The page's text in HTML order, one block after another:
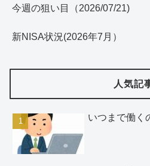
今週の狙い目（2026/07/21)
新NISA状況(2026年7月）
人気記
いつまで働く